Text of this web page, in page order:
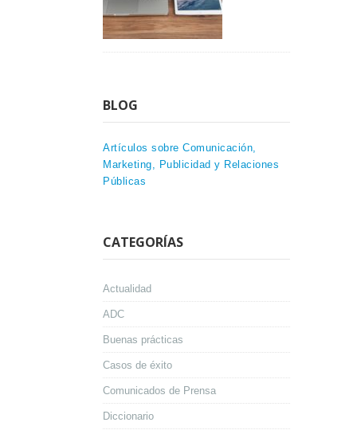
BLOG
Artículos sobre Comunicación,
Marketing, Publicidad y Relaciones
Públicas
CATEGORÍAS
Actualidad
ADC
Buenas prácticas
Casos de éxito
Comunicados de Prensa
Diccionario